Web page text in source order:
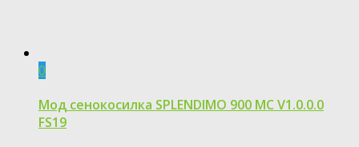
0
Мод сенокосилка SPLENDIMO 900 MC V1.0.0.0
FS19